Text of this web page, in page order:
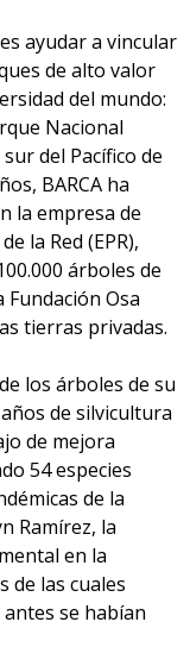
ayudar a vincular
de alto valor
del mundo:
Nacional
del Pacífico de
BARCA ha
la empresa de
la Red (EPR),
árboles de
Osa
tierras privadas.
los árboles de su
de silvicultura
de mejora
54 especies
de la
Ramírez, la
en la
de las cuales
se habían